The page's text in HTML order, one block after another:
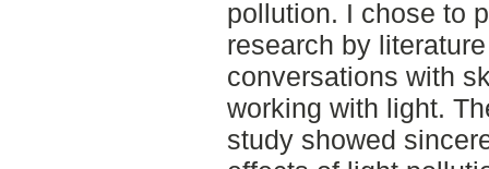
pollution. I chose to
research by
conversations with
working with light.
study showed